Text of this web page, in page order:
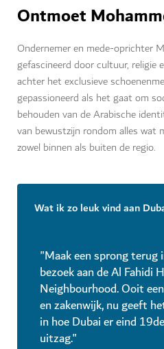
Ontmoet
Ondernemer en mede-oprichter
gefascineerd door cultuur, religie
achter het exclusieve
gepassioneerd als het gaat om
behouden van de Arabische
van bewustzijn rondom alles wat
zowel binnen als buiten de regio.
Wat ik zo leuk vind aan
"Maak een sprong terug
bezoek aan de Al Fahidi
Neighbourhood. Ooit
en zakenwijk, nu geeft
in hoe Dubai er eind
uitzag."